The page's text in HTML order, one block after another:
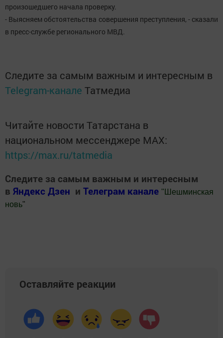
произошедшего начала проверку.
- Выясняем обстоятельства совершения преступления, - сказали
в пресс-службе регионального МВД.
Следите за самым важным и интересным в
Telegram-канале Татмедиа
Читайте новости Татарстана в
национальном мессенджере MАХ:
https://max.ru/tatmedia
Следите за самым важным и интересным
в Яндекс Дзен и Телеграм канале " Шешминская
новь"
Оставляйте реакции